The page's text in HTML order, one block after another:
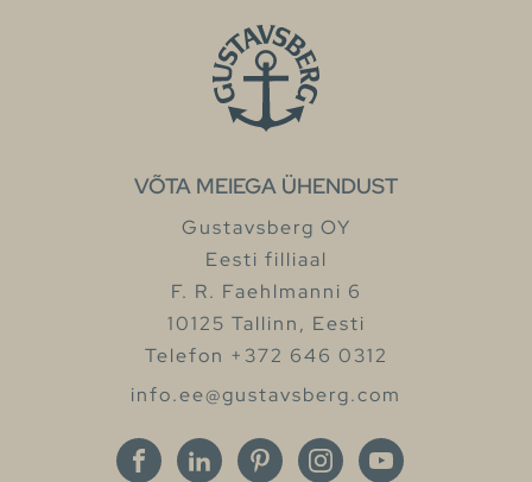
VÕTA MEIEGA ÜHENDUST
Gustavsberg OY
Eesti filliaal
F. R. Faehlmanni 6
10125 Tallinn, Eesti
Telefon +372 646 0312
info.ee@gustavsberg.com